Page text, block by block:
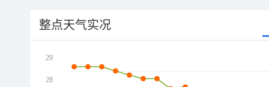
整点天气实况
29
28